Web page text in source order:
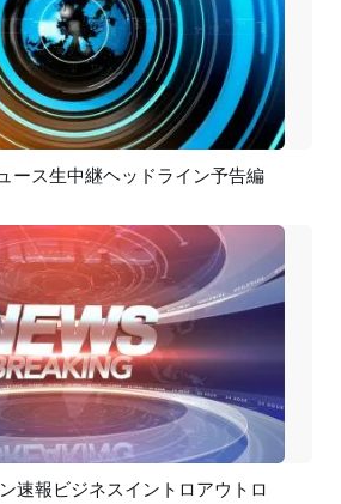
ビュー AI再生成
ース生中継ヘッドライン予告編
ビュー AI再生成
速報ビジネスイントロアウトロ